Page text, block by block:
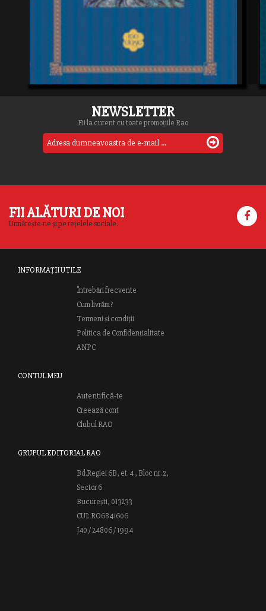
NEWSLETTER
Fii la curent cu toate promoțiile Rao
FII ALĂTURI DE NOI
Urmărește-ne și pe rețelele sociale.
INFORMAȚII UTILE
Întrebări frecvente
Cum livrăm?
Termeni și condiții
Politica de Confidențialitate
ANPC
CONTUL MEU
Autentifică-te
Creează cont
Clubul RAO
GRUPUL EDITORIAL RAO
Bd.Regiei 6B, et. 4 , Bloc nr. 2,
Sector 6
București, 013233
CUI: RO6841606
J40 / 24806 / 1994